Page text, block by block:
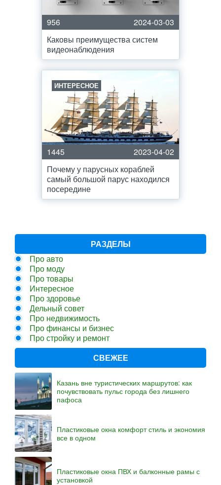
956
2024-03-03
Каковы преимущества систем
видеонаблюдения
ИНТЕРЕСНОЕ
1445
2023-04-02
Почему у парусных кораблей
самый большой парус находился
посередине
РАЗДЕЛЫ
Про авто
Про моду
Про товары
Интересное
Про здоровье
Дельный совет
Про недвижимость
Про финансы и бизнес
Про стройку и ремонт
СВЕЖЕЕ
Казань вне туристических маршрутов: как
почувствовать пульс города без лишнего
пафоса
Пластиковые окна комфорт стиль и экономия
все в одном
Пластиковые окна ПВХ и балконные рамы с
установкой